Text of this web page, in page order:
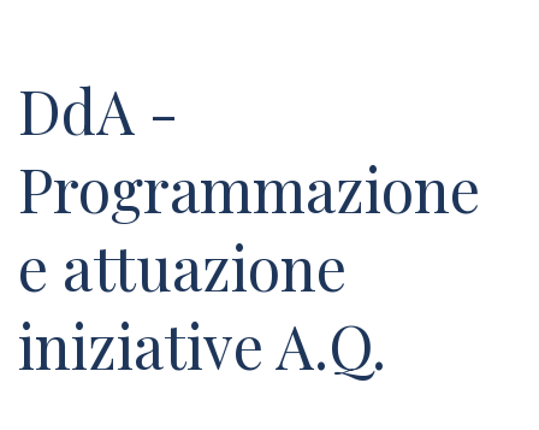
DdA -
Programmazione
e attuazione
iniziative A.Q.